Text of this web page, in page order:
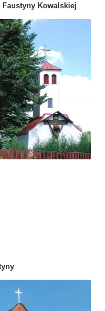
Kowalskiej